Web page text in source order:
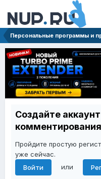
Персональные программы и
Создайте
комментирования
Пройдите простую
уже сейчас.
Войти
или